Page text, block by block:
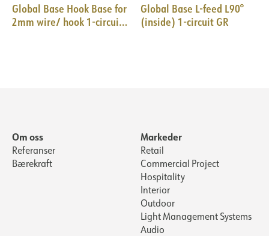
Global Base Hook Base for
2mm wire/ hook 1-circuit
Global Base L-feed L90°
(inside) 1-circuit GR
Om oss
Referanser
Bærekraft
Markeder
Retail
Commercial Project
Hospitality
Interior
Outdoor
Light Management Systems
Audio